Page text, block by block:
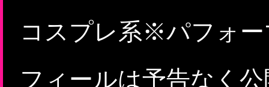
コスプレ系※パフォ
フィールは予告なく